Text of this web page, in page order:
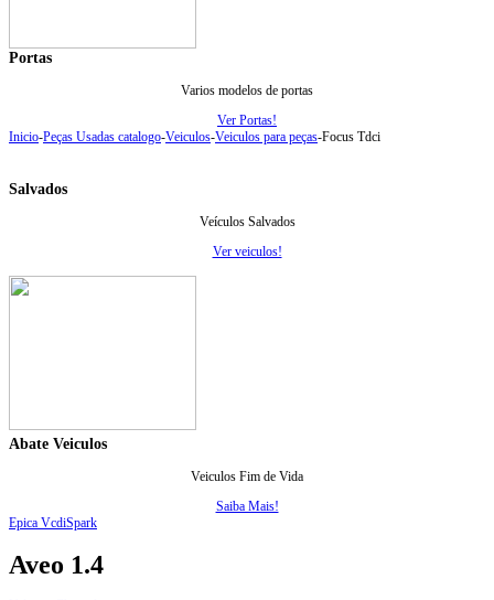
Portas
Varios modelos de portas
Ver Portas!
Inicio-Peças Usadas catalogo-Veiculos-Veiculos para peças-Focus Tdci
Salvados
Veículos Salvados
Ver veiculos!
Abate Veiculos
Veiculos Fim de Vida
Saiba Mais!
Epica VcdiSpark
Aveo 1.4